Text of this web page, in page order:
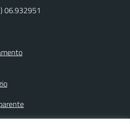
06.932951